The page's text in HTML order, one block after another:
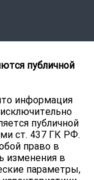
публичной
информация
публичной
ст. 437 ГК РФ.
право в
изменения в
параметры,